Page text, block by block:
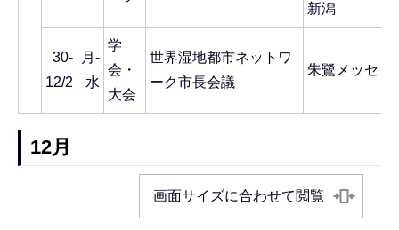
新潟
30-
12/2
月-
水
学
会・
大会
世界湿地都市ネットワ
ーク市長会議
朱鷺メッセ
12月
画面サイズに合わせて閲覧